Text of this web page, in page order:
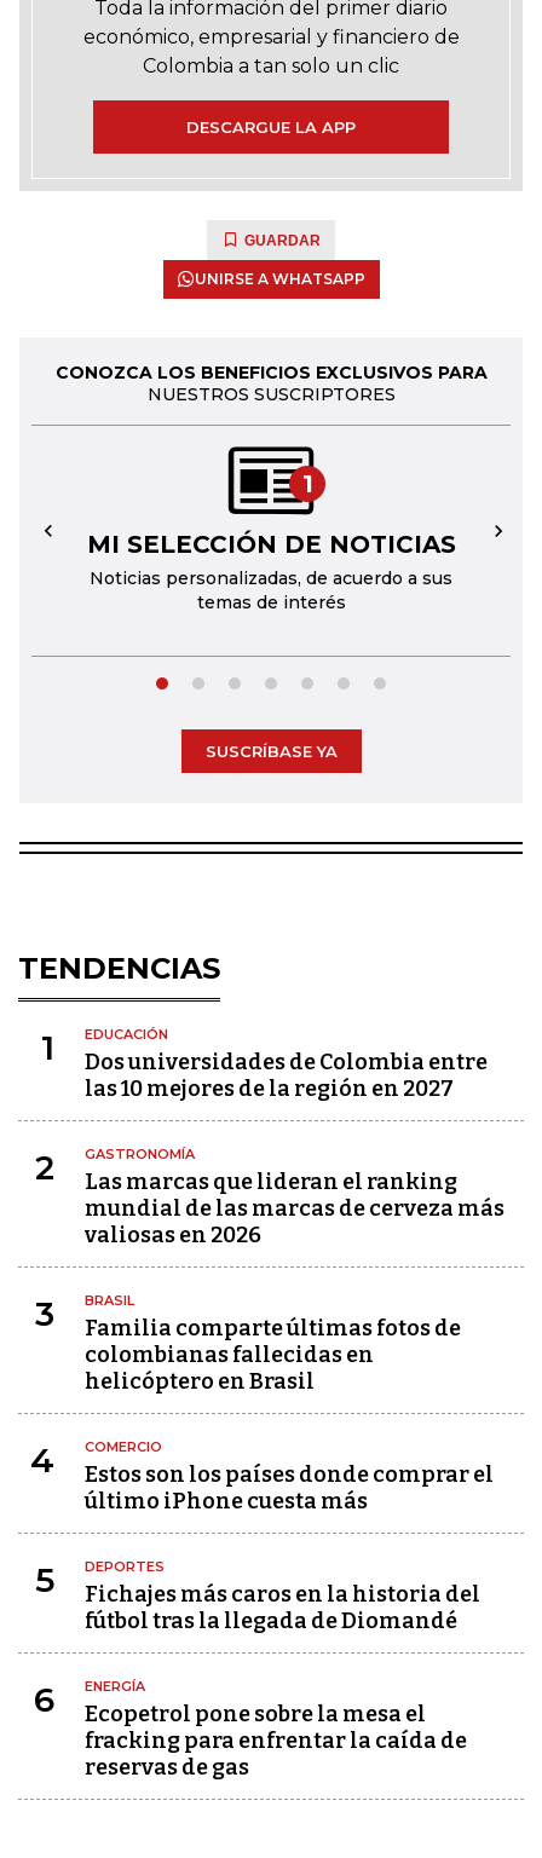
Toda la información del primer diario
económico, empresarial y financiero de
Colombia a tan solo un clic
DESCARGUE LA APP
GUARDAR
UNIRSE A WHATSAPP
CONOZCA LOS BENEFICIOS EXCLUSIVOS PARA
NUESTROS SUSCRIPTORES
1
MI SELECCIÓN DE NOTICIAS
Noticias personalizadas, de acuerdo a sus
temas de interés
← →
SUSCRÍBASE YA
TENDENCIAS
1 EDUCACIÓN
Dos universidades de Colombia entre
las 10 mejores de la región en 2027
2 GASTRONOMÍA
Las marcas que lideran el ranking
mundial de las marcas de cerveza más
valiosas en 2026
3 BRASIL
Familia comparte últimas fotos de
colombianas fallecidas en
helicóptero en Brasil
4 COMERCIO
Estos son los países donde comprar el
último iPhone cuesta más
5 DEPORTES
Fichajes más caros en la historia del
fútbol tras la llegada de Diomandé
6 ENERGÍA
Ecopetrol pone sobre la mesa el
fracking para enfrentar la caída de
reservas de gas